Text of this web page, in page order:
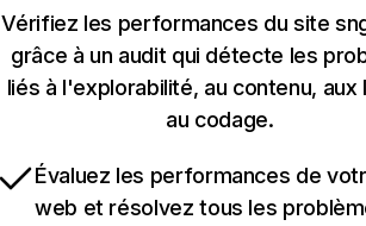
Vérifiez les performances du site
grâce à un audit qui détecte les
liés à l'explorabilité, au contenu, aux
au codage.
Évaluez les performances de
web et résolvez tous les